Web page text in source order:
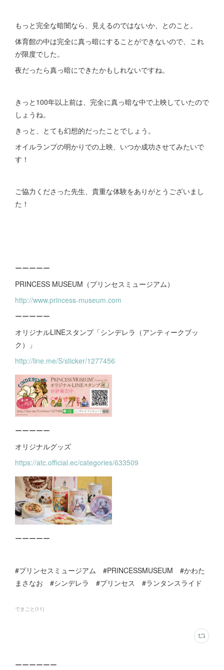
もっと完全な暗闇なら、見えるのではないか、とのこと。
体育館の中は完全に真っ暗にすることができないので、これ
が限度でした。
夜だったら真っ暗にできたかもしれないですね。
きっと100年以上前は、完全に真っ暗な中で上映していたので
しょうね。
きっと、とても幻想的だったことでしょう。
オイルランプの明かりでの上映、いつか成功させてみたいで
す！
ご協力くださった先生、貴重な体験をありがとうございまし
た！
ーーーーー
PRINCESS MUSEUM（プリンセスミュージアム）
http://www.princess-museum.com
ーーーーー
オリジナルLINEスタンプ「シンデレラ（アンティークブッ
ク）」
http://line.me/S/sticker/1277456
ーーーーー
オリジナルグッズ
https://atc.official.ec/categories/633509
ーーーーー
#プリンセスミュージアム #PRINCESSMUSEUM #かわた
まさなお #シンデレラ #プリンセス #ランタンスライド
できごと (11)
ーーーーーー